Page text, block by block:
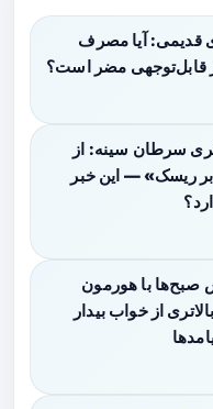
قدیمی: آیا مصرف
قابل‌توجهی مضر است؟
سرطان سینه: از
ریسک» — این خبر
صبح‌ها با هورمون
از خواب بیدار